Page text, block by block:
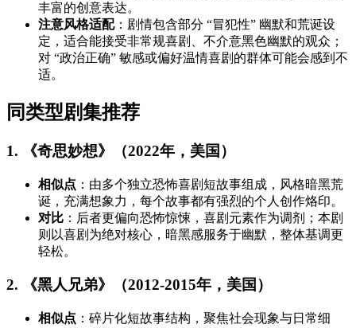
丰富的创意表达。
注意风格适配：剧情包含部分 “冒犯性” 幽默和荒诞设
定，适合能接受非常规喜剧、不介意黑色幽默的观众；
对 “政治正确” 敏感或偏好温情喜剧的群体可能会感到不
适。
同类型剧集推荐
1. 《奇思妙想》（2022年，美国）
相似点 ：由多个独立恐怖喜剧短故事组成，风格暗黑荒
诞，充满想象力，每个故事都有强烈的个人创作烙印。
对比 ：后者更偏向恐怖惊悚，喜剧元素作为调剂；本剧
则以喜剧为绝对核心，暗黑感服务于幽默，整体基调更
轻松。
2. 《黑人兄弟》（2012-2015年，美国）
相似点 ：碎片化短故事结构，聚焦社会现象与日常细